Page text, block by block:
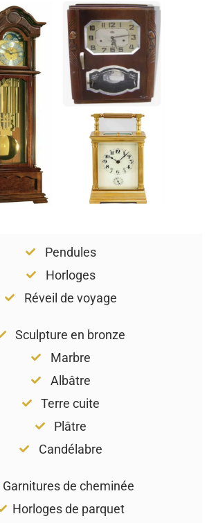
Pendules
Horloges
Réveil de voyage
Sculpture en bronze
Marbre
Albâtre
Terre cuite
Plâtre
Candélabre
Garnitures de cheminée
Horloges de parquet